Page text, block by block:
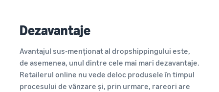
Dezavantaje
Avantajul sus-menționat al dropshippingului este,
de asemenea, unul dintre cele mai mari dezavantaje.
Retailerul online nu vede deloc produsele în timpul
procesului de vânzare și, prin urmare, rareori are